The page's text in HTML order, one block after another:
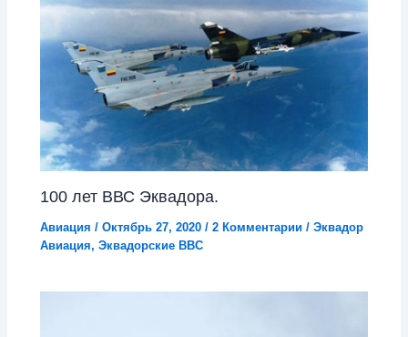
100 лет ВВС Эквадора.
Авиация /Октябрь 27, 2020/2 Комментарии /Эквадор
Авиация,Эквадорские ВВС